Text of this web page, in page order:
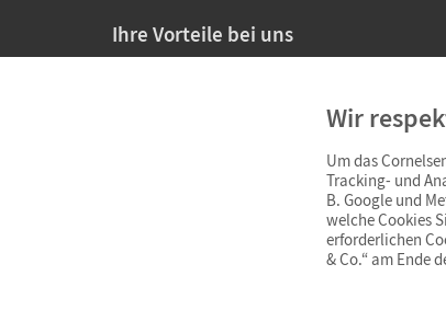
Ihre Vorteile bei uns
Persönliche Angebote für Lehrkräfte
Sicheres Einkaufen mit SSL-
Widerrufsfristvon 4 Wochen
Schnelle und einfache
Wir
Um das
Tracking- und
B. Google und
welche Cookies
erforderlichen
& Co.“ am Ende